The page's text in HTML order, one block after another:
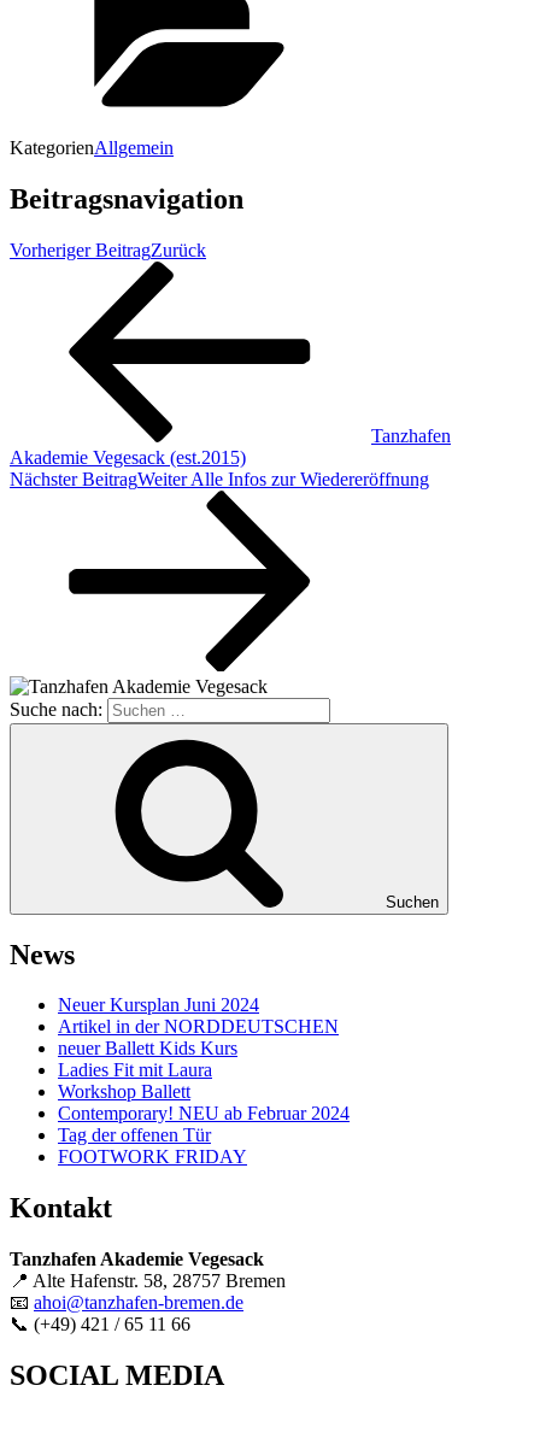
KategorienAllgemein
Beitragsnavigation
Vorheriger BeitragZurück
Tanzhafen
Akademie Vegesack (est.2015)
Nächster BeitragWeiter Alle Infos zur Wiedereröffnung
Suche nach:
Suchen
News
Neuer Kursplan Juni 2024
Artikel in der NORDDEUTSCHEN
neuer Ballett Kids Kurs
Ladies Fit mit Laura
Workshop Ballett
Contemporary! NEU ab Februar 2024
Tag der offenen Tür
FOOTWORK FRIDAY
Kontakt
Tanzhafen Akademie Vegesack
📍 Alte Hafenstr. 58, 28757 Bremen
📧 ahoi@tanzhafen-bremen.de
📞 (+49) 421 / 65 11 66
SOCIAL MEDIA